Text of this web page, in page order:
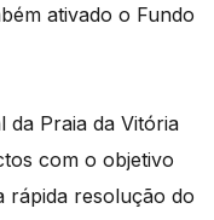
ativado o Fundo
da Praia da Vitória
com o objetivo
rápida resolução do